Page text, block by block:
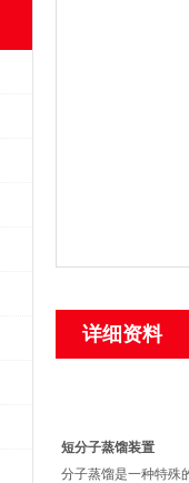
详细资料
短分子蒸馏装置
分子蒸馏是一种特殊